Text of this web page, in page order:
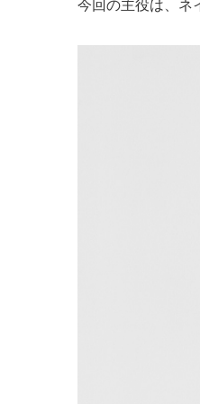
今回の主役は、ネ